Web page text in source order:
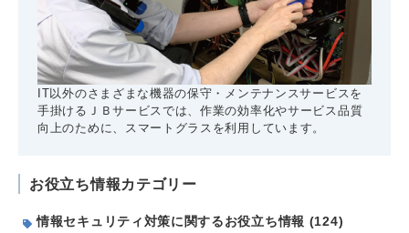
IT以外のさまざまな機器の保守・メンテナンスサービスを
手掛けるＪＢサービスでは、作業の効率化やサービス品質
向上のために、スマートグラスを利用しています。
お役立ち情報カテゴリー
情報セキュリティ対策に関するお役立ち情報 (124)